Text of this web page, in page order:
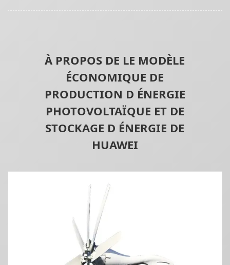
À PROPOS DE LE MODÈLE
ÉCONOMIQUE DE
PRODUCTION D ÉNERGIE
PHOTOVOLTAÏQUE ET DE
STOCKAGE D ÉNERGIE DE
HUAWEI